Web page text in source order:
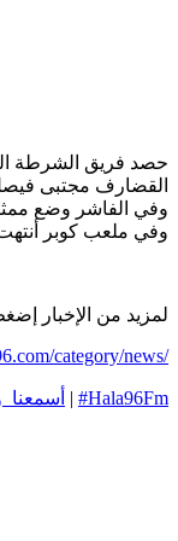
حصد فريق الشرطة
القضارف مجتبى
وفي الفاشر وضع ممثل
وفي ملعب كوبر
لمزيد من الإخبار
category/news/
| #Hala96Fm